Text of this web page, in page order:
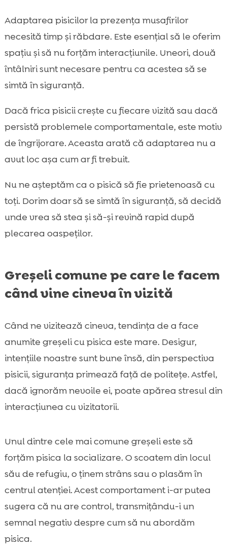
Adaptarea pisicilor la prezența musafirilor
necesită timp și răbdare. Este esențial să le oferim
spațiu și să nu forțăm interacțiunile. Uneori, două
întâlniri sunt necesare pentru ca acestea să se
simtă în siguranță.
Dacă frica pisicii crește cu fiecare vizită sau dacă
persistă problemele comportamentale, este motiv
de îngrijorare. Aceasta arată că adaptarea nu a
avut loc așa cum ar fi trebuit.
Nu ne așteptăm ca o pisică să fie prietenoasă cu
toți. Dorim doar să se simtă în siguranță, să decidă
unde vrea să stea și să-și revină rapid după
plecarea oaspeților.
Greșeli comune pe care le facem
când vine cineva în vizită
Când ne vizitează cineva, tendința de a face
anumite greșeli cu pisica este mare. Desigur,
intențiile noastre sunt bune însă, din perspectiva
pisicii, siguranța primează față de politețe. Astfel,
dacă ignorăm nevoile ei, poate apărea stresul din
interacțiunea cu vizitatorii.
Unul dintre cele mai comune greșeli este să
forțăm pisica la socializare. O scoatem din locul
său de refugiu, o ținem strâns sau o plasăm în
centrul atenției. Acest comportament i-ar putea
sugera că nu are control, transmițându-i un
semnal negativ despre cum să nu abordăm
pisica.